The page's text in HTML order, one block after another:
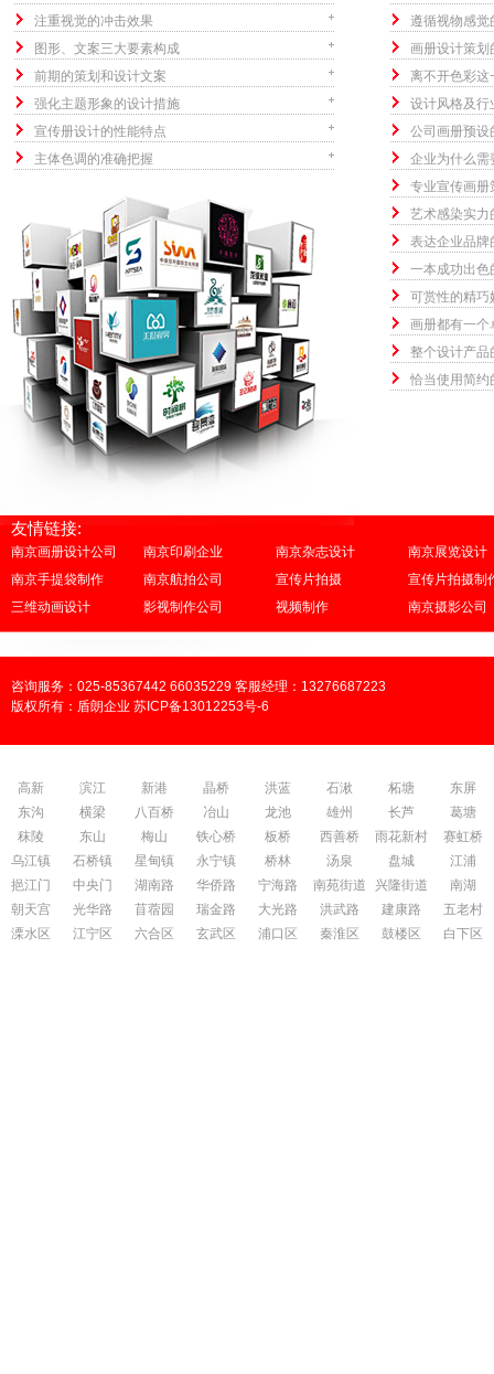
注重视觉的冲击效果
图形、文案三大要素构成
前期的策划和设计文案
强化主题形象的设计措施
宣传册设计的性能特点
主体色调的准确把握
遵循视物感觉
画册设计策划
离不开色彩这
设计风格及行
公司画册预设
企业为什么需
专业宣传画册
艺术感染实力
表达企业品牌
一本成功出色
可赏性的精巧
画册都有一个
整个设计产品
恰当使用简约
友情链接:
南京画册设计公司 南京印刷企业 南京杂志设计
南京展览设计
南京手提袋制作
南京航拍公司 宣传片拍摄
宣传片拍摄制
三维动画设计
影视制作公司 视频制作 南京摄影公司
咨询服务：025-85367442 66035229 客服经理：13276687223
版权所有：盾朗企业 苏ICP备13012253号-6
高新 滨江 新港 晶桥 洪蓝 石湫 柘塘
东屏
东沟
横梁 八百桥 冶山 龙池 雄州 长芦
葛塘
秣陵
东山 梅山 铁心桥 板桥 西善桥 雨花新村
赛虹桥
乌江镇
石桥镇 星甸镇 永宁镇 桥林 汤泉 盘城
江浦
挹江门
中央门 湖南路 华侨路 宁海路 南苑街道 兴隆街道
南湖
朝天宫
光华路 苜蓿园 瑞金路 大光路 洪武路 建康路
五老村
溧水区
江宁区 六合区 玄武区 浦口区 秦淮区 鼓楼区 白下区